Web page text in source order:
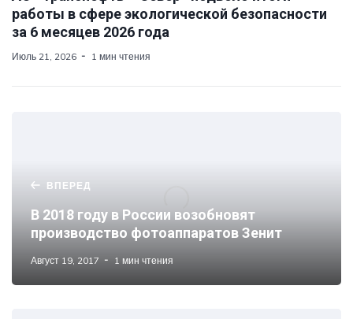
работы в сфере экологической безопасности
за 6 месяцев 2026 года
Июль 21, 2026 1 мин чтения
ВПЕРЕД
В 2018 году в России возобновят
производство фотоаппаратов Зенит
Август 19, 2017 1 мин чтения